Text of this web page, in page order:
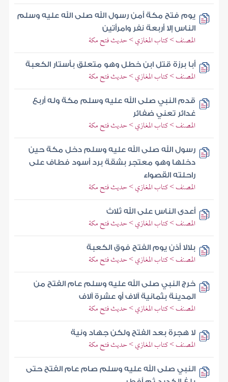
يوم فتح مكة أمن رسول الله صلى الله عليه وسلم
الناس إلا أربعة نفر وامرأتين
المصنف > كتاب المغازي > حديث فتح مكة
أبا برزة قتل ابن خطل وهو متعلق بأستار الكعبة
المصنف > كتاب المغازي > حديث فتح مكة
قدم النبي صلى الله عليه وسلم مكة وله أربع
غدائر تعني ضفائر
المصنف > كتاب المغازي > حديث فتح مكة
رسول الله صلى الله عليه وسلم دخل مكة حين
دخلها وهو معتجر بشقة برد أسود فطاف على
راحلته القصواء
المصنف > كتاب المغازي > حديث فتح مكة
أعدى الناس على الله ثلاث
المصنف > كتاب المغازي > حديث فتح مكة
بلالا أذن يوم الفتح فوق الكعبة
المصنف > كتاب المغازي > حديث فتح مكة
خرج النبي صلى الله عليه وسلم عام الفتح من
المدينة بثمانية آلاف أو عشرة آلاف
المصنف > كتاب المغازي > حديث فتح مكة
لا هجرة بعد الفتح ولكن جهاد ونية
المصنف > كتاب المغازي > حديث فتح مكة
النبي صلى الله عليه وسلم صام عام الفتح حتى